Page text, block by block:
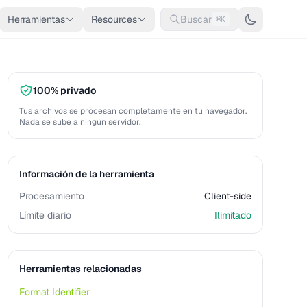
Herramientas Resources Buscar ⌘K
100% privado
Tus archivos se procesan completamente en tu navegador.
Nada se sube a ningún servidor.
Información de la herramienta
Procesamiento
Client-side
Límite diario
Ilimitado
Herramientas relacionadas
Format Identifier